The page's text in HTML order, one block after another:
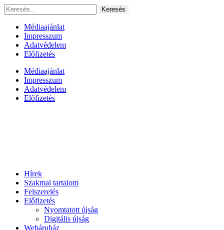
Ugrás
a
tartalomhoz
Keresés:
Médiaajánlat
Impresszum
Adatvédelem
Előfizetés
Médiaajánlat
Impresszum
Adatvédelem
Előfizetés
Hírek
Szakmai tartalom
Felszerelés
Előfizetés
Nyomtatott újság
Digitális újság
Webáruház